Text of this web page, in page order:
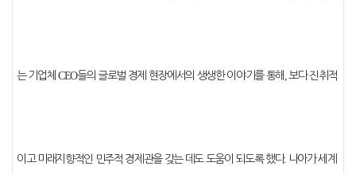
는 기업체CEO들의 글로벌 경제 현장에서의 생생한 이야기를 통해 ,보다 진취적
이고 미래지향적인 민주적 경제관을 갖는 데도 도움이 되도록 했다. 나아가 세계